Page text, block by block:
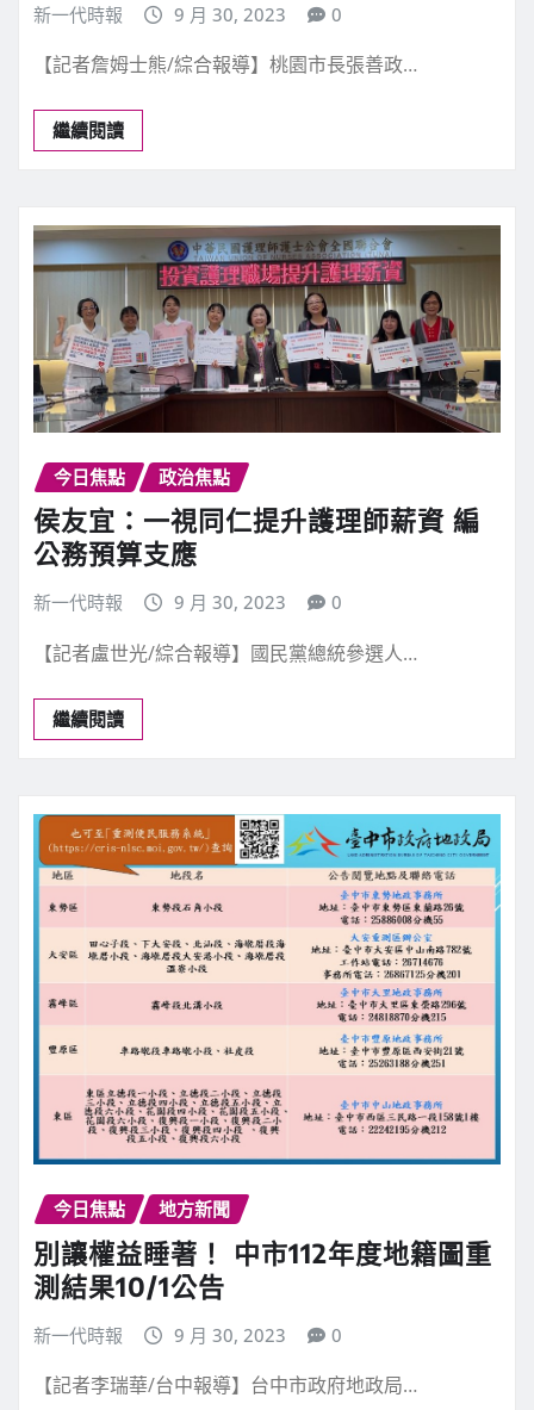
新一代時報 9 月 30, 2023 0
【記者詹姆士熊/綜合報導】桃園市長張善政…
繼續閱讀
今日焦點 政治焦點
侯友宜：一視同仁提升護理師薪資 編
公務預算支應
新一代時報 9 月 30, 2023 0
【記者盧世光/綜合報導】國民黨總統參選人…
繼續閱讀
今日焦點 地方新聞
別讓權益睡著！ 中市112年度地籍圖重
測結果10/1公告
新一代時報 9 月 30, 2023 0
【記者李瑞華/台中報導】台中市政府地政局…